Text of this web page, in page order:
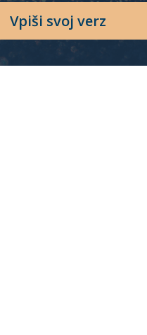
Vpiši svoj verz